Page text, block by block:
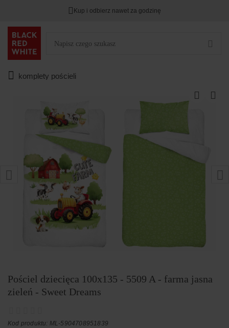
Kup i odbierz nawet za godzinę
komplety pościeli
Pościel dziecięca 100x135 - 5509 A - farma jasna
zieleń - Sweet Dreams
Kod produktu: ML-5904708951839